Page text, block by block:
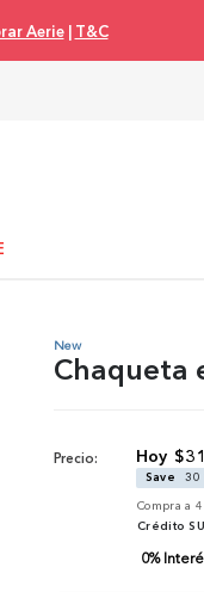
Aerie|
New
Chaqueta
Precio: $
Save
30
Compra a 4
Crédito
0%